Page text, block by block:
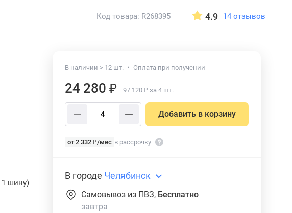
Код товара: R268395 4.9 14 отзывов
1 шину)
В наличии > 12 шт. Оплата при получении
24 280 ₽ 97 120 ₽ за 4 шт.
Добавить в корзину
от 2 332 ₽/мес в рассрочку
В городе Челябинск
Самовывоз из ПВЗ, Бесплатно
завтра